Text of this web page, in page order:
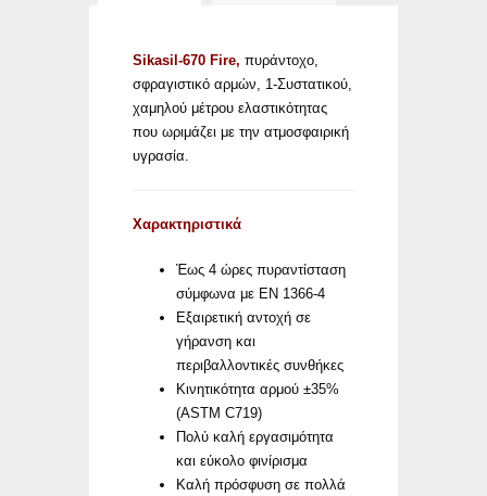
Sikasil-670 Fire, πυράντοχο,
σφραγιστικό αρμών, 1-Συστατικού,
χαμηλού μέτρου ελαστικότητας
που ωριμάζει με την ατμοσφαιρική
υγρασία.
Χαρακτηριστικά
Έως 4 ώρες πυραντίσταση
σύμφωνα με ΕΝ 1366-4
Εξαιρετική αντοχή σε
γήρανση και
περιβαλλοντικές συνθήκες
Κινητικότητα αρμού ±35%
(ASTM C719)
Πολύ καλή εργασιμότητα
και εύκολο φινίρισμα
Καλή πρόσφυση σε πολλά